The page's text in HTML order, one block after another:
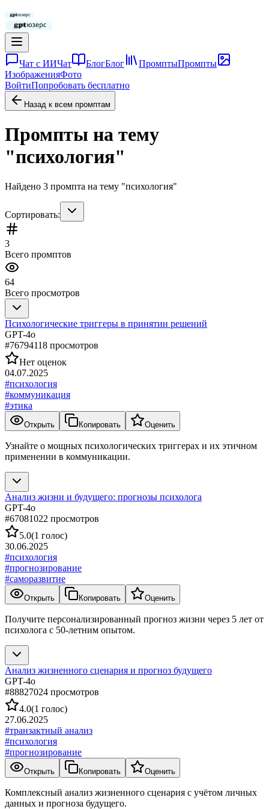
Чат с ИИЧат БлогБлог ПромптыПромпты
ИзображенияФото
ВойтиПопробовать бесплатно
Назад к всем промптам
Промпты на тему
"психология"
Найдено 3 промпта на тему "психология"
Сортировать:
3
Всего промптов
64
Всего просмотров
Психологические триггеры в принятии решений
GPT-4o
#76794118 просмотров
Нет оценок
04.07.2025
#психология
#коммуникация
#этика
Открыть Копировать Оценить
Узнайте о мощных психологических триггерах и их этичном
применении в коммуникации.
Анализ жизни и будущего: прогнозы психолога
GPT-4o
#67081022 просмотров
5.0(1 голос)
30.06.2025
#психология
#прогнозирование
#саморазвитие
Открыть Копировать Оценить
Получите персонализированный прогноз жизни через 5 лет от
психолога с 50-летним опытом.
Анализ жизненного сценария и прогноз будущего
GPT-4o
#88827024 просмотров
4.0(1 голос)
27.06.2025
#транзактный анализ
#психология
#прогнозирование
Открыть Копировать Оценить
Комплексный анализ жизненного сценария с учётом личных
данных и прогноза будущего.